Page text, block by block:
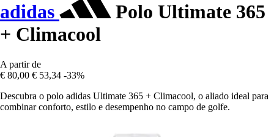
adidas
Polo Ultimate 365
+ Climacool
A partir de
€ 80,00 € 53,34 -33%
Descubra o polo adidas Ultimate 365 + Climacool, o aliado ideal para
combinar conforto, estilo e desempenho no campo de golfe.